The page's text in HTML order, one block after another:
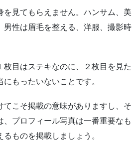
見てもらえません。ハンサム、美
男性は眉毛を整える、洋服、撮影時
目はステキなのに、２枚目を見た
もったいないことです。
こそ掲載の意味がありますし、そ
プロフィール写真は一番重要なも
ものを掲載しましょう。